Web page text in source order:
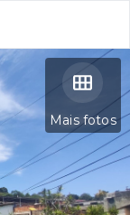
Mais fotos